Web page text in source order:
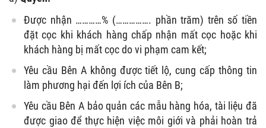
Được nhận …………% (……………. phần trăm) trên số tiền
đặt cọc khi khách hàng chấp nhận mất cọc hoặc khi
khách hàng bị mất cọc do vi phạm cam kết;
Yêu cầu Bên A không được tiết lộ, cung cấp thông tin
làm phương hại đến lợi ích của Bên B;
Yêu cầu Bên A bảo quản các mẫu hàng hóa, tài liệu đã
được giao để thực hiện việc môi giới và phải hoàn trả